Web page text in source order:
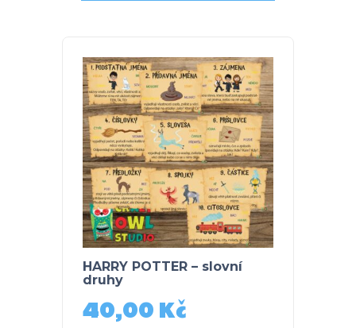
HARRY POTTER – slovní
druhy
40,00 Kč